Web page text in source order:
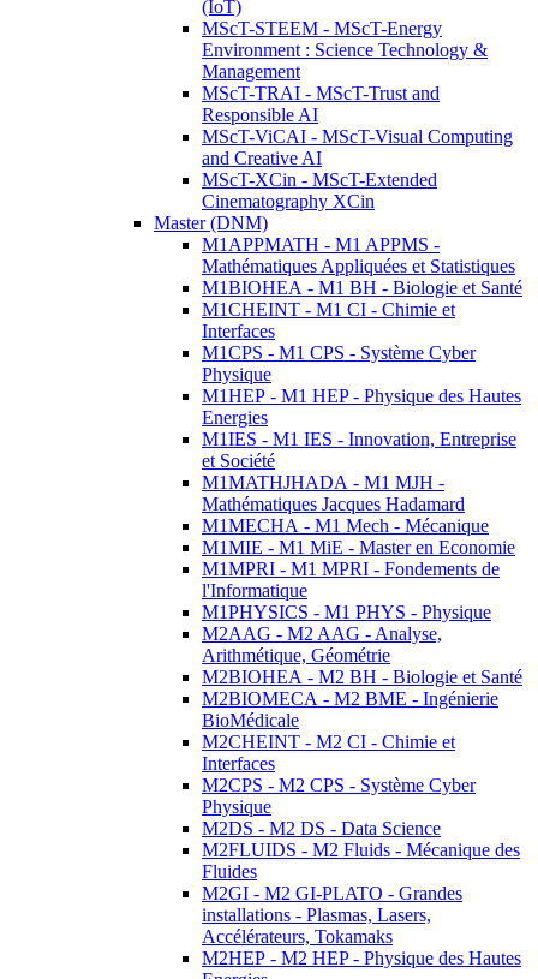
(IoT)
MScT-STEEM - MScT-Energy
Environment : Science Technology &
Management
MScT-TRAI - MScT-Trust and
Responsible AI
MScT-ViCAI - MScT-Visual Computing
and Creative AI
MScT-XCin - MScT-Extended
Cinematography XCin
Master (DNM)
M1APPMATH - M1 APPMS -
Mathématiques Appliquées et Statistiques
M1BIOHEA - M1 BH - Biologie et Santé
M1CHEINT - M1 CI - Chimie et
Interfaces
M1CPS - M1 CPS - Système Cyber
Physique
M1HEP - M1 HEP - Physique des Hautes
Energies
M1IES - M1 IES - Innovation, Entreprise
et Société
M1MATHJHADA - M1 MJH -
Mathématiques Jacques Hadamard
M1MECHA - M1 Mech - Mécanique
M1MIE - M1 MiE - Master en Economie
M1MPRI - M1 MPRI - Fondements de
l'Informatique
M1PHYSICS - M1 PHYS - Physique
M2AAG - M2 AAG - Analyse,
Arithmétique, Géométrie
M2BIOHEA - M2 BH - Biologie et Santé
M2BIOMECA - M2 BME - Ingénierie
BioMédicale
M2CHEINT - M2 CI - Chimie et
Interfaces
M2CPS - M2 CPS - Système Cyber
Physique
M2DS - M2 DS - Data Science
M2FLUIDS - M2 Fluids - Mécanique des
Fluides
M2GI - M2 GI-PLATO - Grandes
installations - Plasmas, Lasers,
Accélérateurs, Tokamaks
M2HEP - M2 HEP - Physique des Hautes